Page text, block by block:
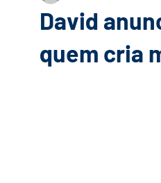
David
quem cria